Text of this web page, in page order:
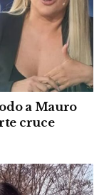
a Mauro
cruce